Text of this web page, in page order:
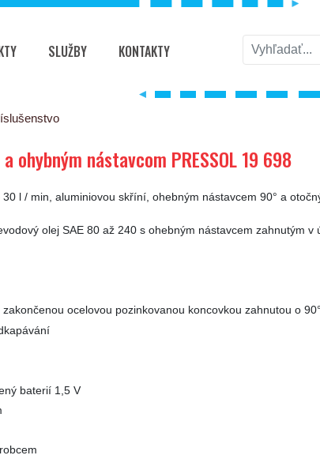
SLUŽBY KONTAKTY
PRESSOL 19 698
nástavcom PRESSOL 19 698
l / min, aluminiovou skříní, ohebným nástavcem 90° a
olej SAE 80 až 240 s ohebným nástavcem zahnutým v
ocelovou pozinkovanou koncovkou zahnutou o
baterií 1,5 V